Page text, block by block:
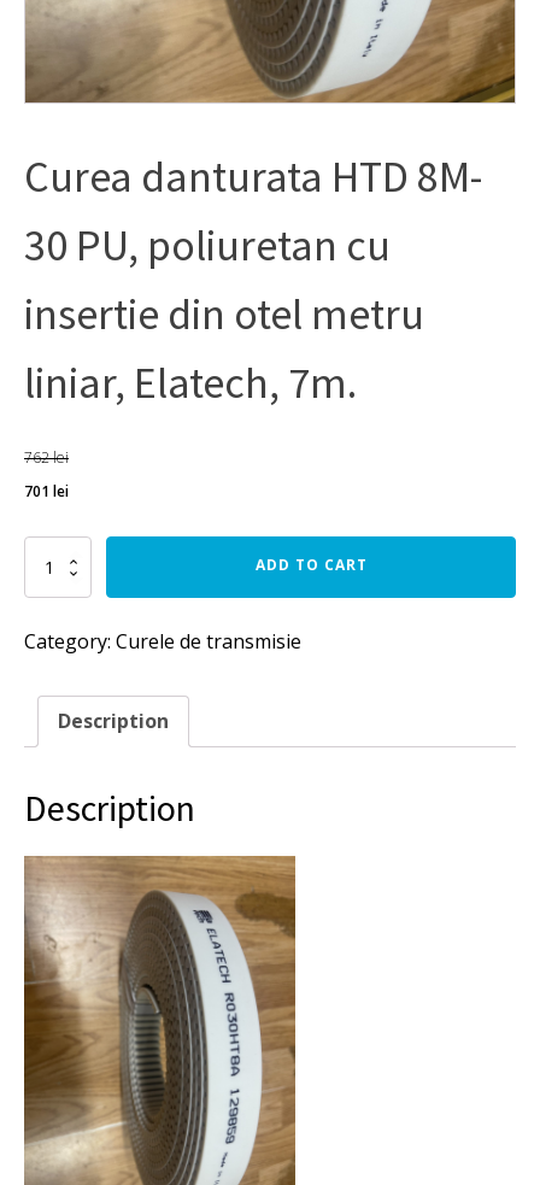
Curea danturata HTD 8M-
30 PU, poliuretan cu
insertie din otel metru
liniar, Elatech, 7m.
762lei
701 lei
Curea
danturata
HTD
30
poliuretan
insertie
metru
Elatech,
7m.
quantity
ADD TO CART
Category: Curele de transmisie
Description
Description